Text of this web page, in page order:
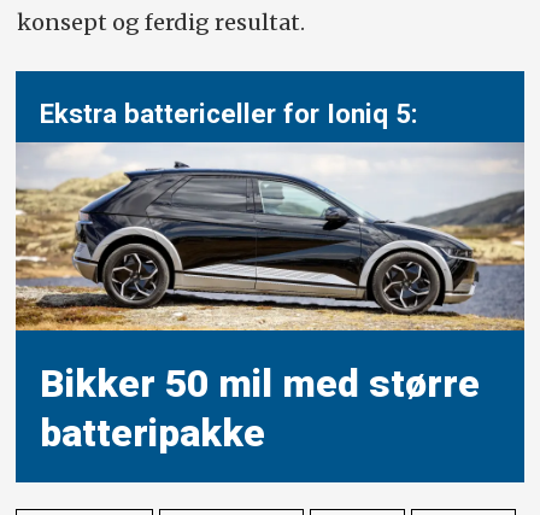
konsept og ferdig resultat.
Ekstra battericeller for Ioniq 5:
Bikker 50 mil med større
batteripakke